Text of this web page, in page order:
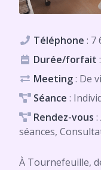
Téléphone : 7
Durée/forfait
Meeting: De
Séance :
Rendez-vous
séances,
À Tournefeuille,